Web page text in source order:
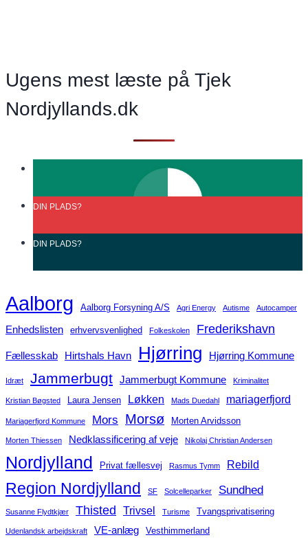
Ugens mest læste på Tjek
Nordjyllands.dk
DIN PLADS?
DIN PLADS?
Aalborg Aalborg Forsyning A/S Agri Energy Autisme Autocamper
Enhedslisten erhvervsvenlighed Folkeskolen Frederikshavn
Fællesskab Hirtshals Havn Hjørring Hjørring Kommune
Idræt Jammerbugt Jammerbugt Kommune Kriminalitet
Kristian Bøgsted Laura Jensen Løkken Mads Duedahl mariagerfjord
Mariagerfjord Kommune Mors Morsø Morten Arvidsson
Morten Thiessen Nedklassificering af veje Nikolaj Christian Andersen
Nordjylland Privat fællesvej Rasmus Tymm Rebild
Region Nordjylland SF Solcelleparker Sundhed
Susanne Flydtkjær Thisted Trivsel Turisme Tvangsprivatisering
Udenlandsk arbejdskraft VE-anlæg Vesthimmerland